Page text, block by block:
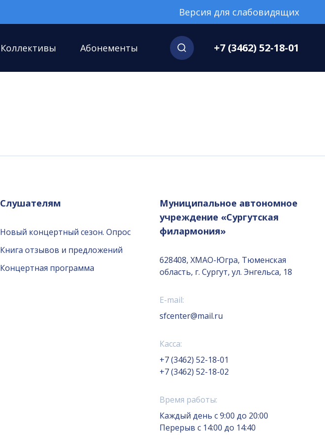
Версия для слабовидящих
Коллективы Абонементы +7 (3462) 52-18-01
Слушателям
Новый концертный сезон. Опрос
Книга отзывов и предложений
Концертная программа
Муниципальное автономное
учреждение «Сургутская
филармония»
628408, ХМАО-Югра, Тюменская
область, г. Сургут, ул. Энгельса, 18
E-mail:
sfcenter@mail.ru
Касса:
+7 (3462) 52-18-01
+7 (3462) 52-18-02
Время работы:
Каждый день с 9:00 до 20:00
Перерыв с 14:00 до 14:40